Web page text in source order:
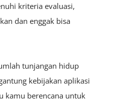
kriteria evaluasi,
dan enggak bisa
tunjangan hidup
kebijakan aplikasi
kamu berencana untuk